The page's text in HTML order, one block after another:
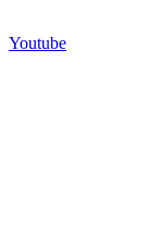
Youtube